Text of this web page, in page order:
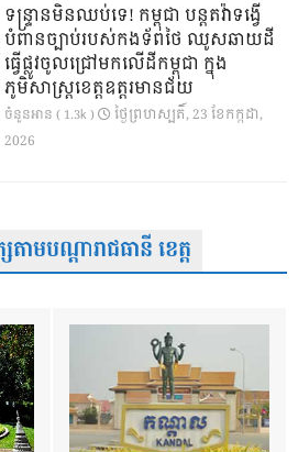
ទន្ទ្រានមិនឈប់ទេ! កម្ពុជា បន្តតវ៉ាទង្វើ
បំពានច្បាប់របស់កងទ័ពថៃ ឈូសឆាយដី
ធ្វើផ្លូវចូលជ្រៅមកលើដីកម្ពុជា ក្នុង
ភូមិសាស្ត្រខេត្តឧត្តរមានជ័យ
ចំនួនអាន ( 1.3k )
ថ្ងៃ​ព្រហស្បតិ៍, 23 ខែ​កក្កដា,
2026
មបណ្តារាជធានី ខេត្ត